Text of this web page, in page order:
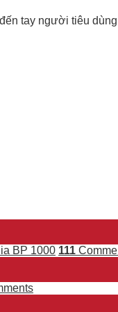
tay người tiêu
BP 1000 111